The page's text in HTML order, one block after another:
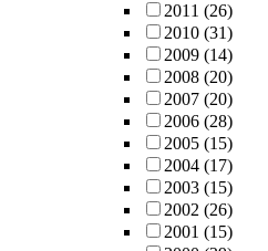
2011 (26)
2010 (31)
2009 (14)
2008 (20)
2007 (20)
2006 (28)
2005 (15)
2004 (17)
2003 (15)
2002 (26)
2001 (15)